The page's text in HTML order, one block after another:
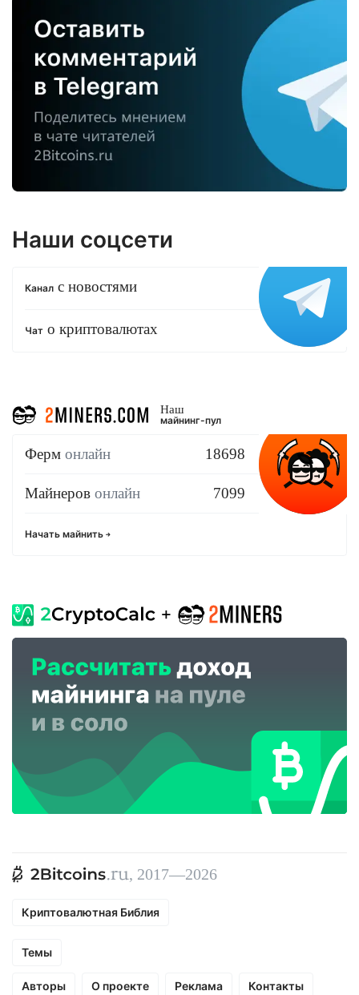
Наши соцсети
Канал с новостями
Чат о криптовалютах
Наш
майнинг-пул
Ферм онлайн 18698
Майнеров онлайн 7099
Начать майнить
, 2017—2026
Криптовалютная Библия
Темы
Авторы О проекте Реклама Контакты